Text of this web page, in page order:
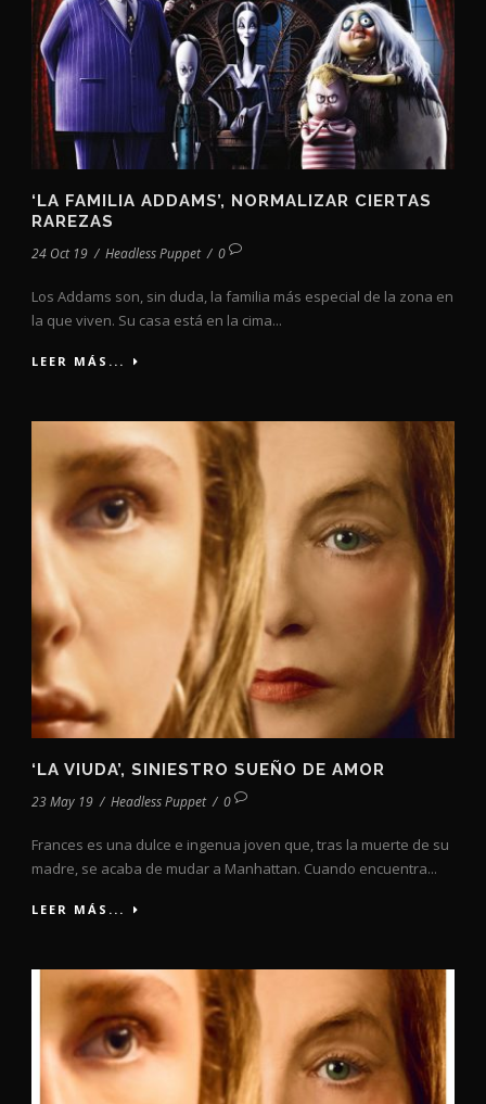
‘LA FAMILIA ADDAMS’, NORMALIZAR CIERTAS
RAREZAS
24 Oct 19 / Headless Puppet / 0
Los Addams son, sin duda, la familia más especial de la zona en
la que viven. Su casa está en la cima...
LEER MÁS...
‘LA VIUDA’, SINIESTRO SUEÑO DE AMOR
23 May 19 / Headless Puppet / 0
Frances es una dulce e ingenua joven que, tras la muerte de su
madre, se acaba de mudar a Manhattan. Cuando encuentra...
LEER MÁS...